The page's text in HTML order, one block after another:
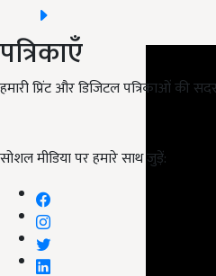
पत्रिकाएँ
हमारी प्रिंट और डिजिटल पत्रिकाओं की
सोशल मीडिया पर हमारे साथ जुड़ें: